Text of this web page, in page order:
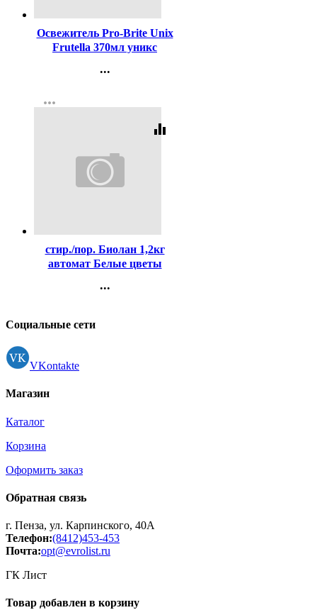
Освежитель Pro-Brite Unix
Frutella 370мл уникс
...
Регистрация
more_horiz
equalizer
стир./пор. Биолан 1,2кг
автомат Белые цветы
...
Регистрация
Социальные сети
VKontakte
Магазин
Каталог
Корзина
Оформить заказ
Обратная связь
г. Пенза, ул. Карпинского, 40А
Телефон:(8412)453-453
Почта:opt@evrolist.ru
ГК Лист
Товар добавлен в корзину